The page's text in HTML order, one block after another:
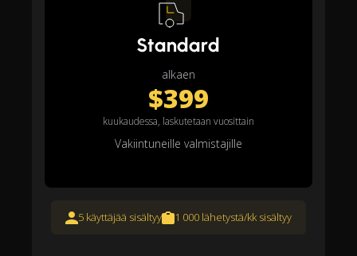
Standard
alkaen
$399
kuukaudessa, laskutetaan vuosittain
Vakiintuneille valmistajille
5 käyttäjää sisältyy 1 000 lähetystä/kk sisältyy